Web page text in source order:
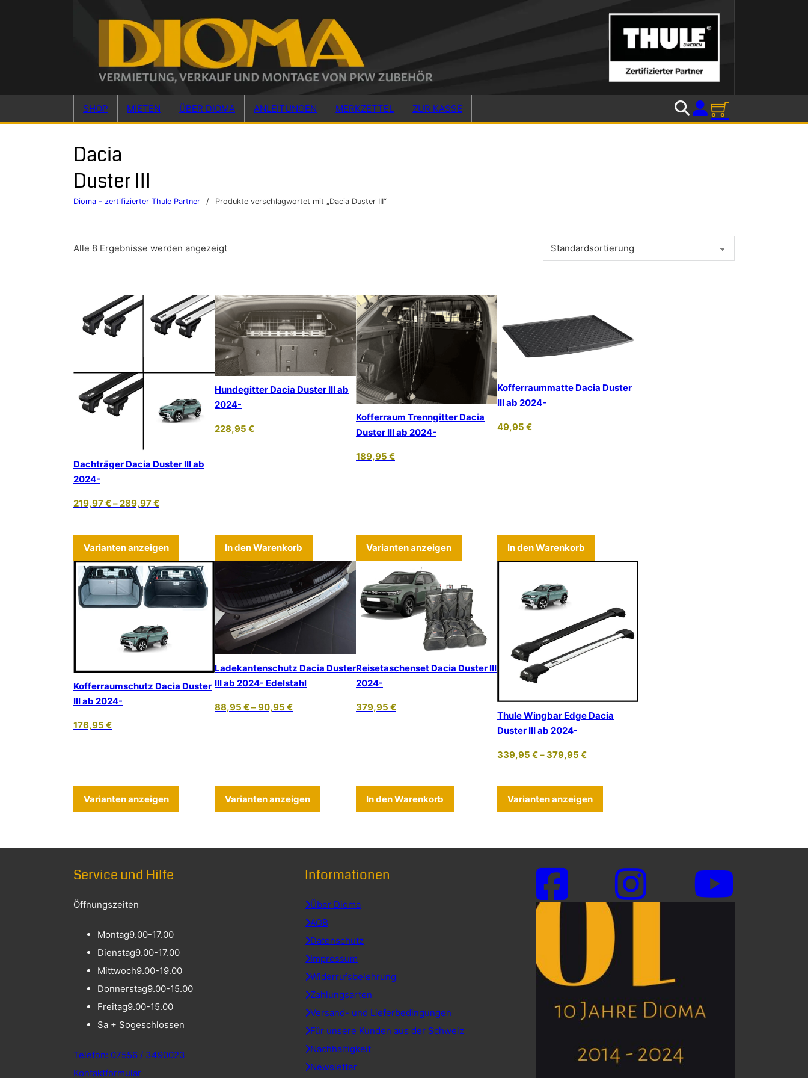
SHOP MIETEN ÜBER DIOMA ANLEITUNGEN MERKZETTEL ZUR KASSE
Dacia
Duster III
Dioma - zertifizierter Thule Partner / Produkte verschlagwortet mit „Dacia Duster III“
Alle 8 Ergebnisse werden angezeigt
Dachträger Dacia Duster III ab
2024-
219,97€– 289,97€
Varianten anzeigen
Dieses Produkt weist mehrere Varianten auf. Die Optionen können auf der Produktseite gewählt werden
Hundegitter Dacia Duster III ab
2024-
228,95 €
In den Warenkorb
Kofferraum Trenngitter Dacia
Duster III ab 2024-
189,95 €
Varianten anzeigen
Kofferraummatte Dacia Duster
III ab 2024-
49,95 €
In den Warenkorb
Kofferraumschutz Dacia Duster
III ab 2024-
176,95 €
Varianten anzeigen
Dieses Produkt weist mehrere Varianten auf. Die Optionen können auf der Produktseite gewählt werden
Ladekantenschutz Dacia Duster
III ab 2024- Edelstahl
88,95 €–90,95 €
Varianten anzeigen
Dieses Produkt weist mehrere Varianten auf. Die Optionen können auf der Produktseite gewählt werden
Reisetaschenset Dacia Duster III
2024-
379,95 €
In den Warenkorb
Thule Wingbar Edge Dacia
Duster III ab 2024-
339,95 €– 379,95 €
Varianten anzeigen
Service und Hilfe
Öffnungszeiten
Montag9.00-17.00
Dienstag9.00-17.00
Mittwoch9.00-19.00
Donnerstag9.00-15.00
Freitag9.00-15.00
Sa + Sogeschlossen
Telefon: 07556 / 3490023
Kontaktformular
Informationen
Über Dioma
AGB
Datenschutz
Impressum
Widerrufsbelehrung
Zahlungsarten
Versand- und Lieferbedingungen
Für unsere Kunden aus der Schweiz
Nachhaltigkeit
Newsletter